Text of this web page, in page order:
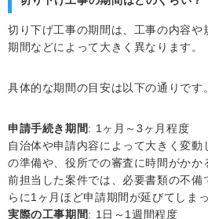
切り下げ工事の期間は、工事の内容や
期間などによって大きく異なります。
具体的な期間の目安は以下の通りです。
申請手続き期間: 1ヶ月～3ヶ月程度
自治体や申請内容によって大きく変
の準備や、役所での審査に時間がかか
前担当した案件では、必要書類の不備
らに1ヶ月ほど申請期間が延びてしま
実際の工事期間: 1日～1週間程度